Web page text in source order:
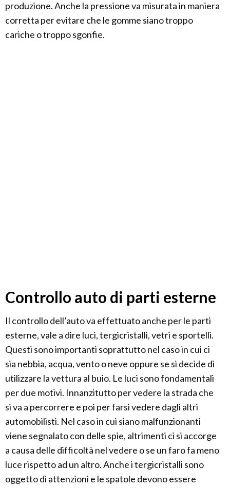
produzione. Anche la pressione va misurata in maniera
corretta per evitare che le gomme siano troppo
cariche o troppo sgonfie.
Controllo auto di parti esterne
Il controllo dell’auto va effettuato anche per le parti
esterne, vale a dire luci, tergicristalli, vetri e sportelli.
Questi sono importanti soprattutto nel caso in cui ci
sia nebbia, acqua, vento o neve oppure se si decide di
utilizzare la vettura al buio. Le luci sono fondamentali
per due motivi. Innanzitutto per vedere la strada che
si va a percorrere e poi per farsi vedere dagli altri
automobilisti. Nel caso in cui siano malfunzionanti
viene segnalato con delle spie, altrimenti ci si accorge
a causa delle difficoltà nel vedere o se un faro fa meno
luce rispetto ad un altro. Anche i tergicristalli sono
oggetto di attenzioni e le spatole devono essere